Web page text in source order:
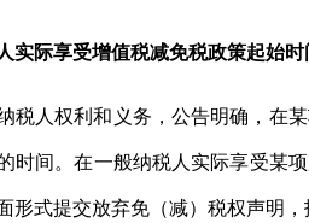
实际享受增值税减免税政策起始
税人权利和义务，公告明确，在
时间。在一般纳税人实际享受某
形式提交放弃免（减）税权声明